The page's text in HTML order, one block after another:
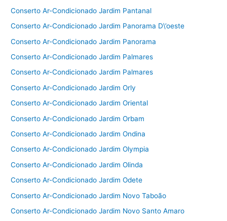
Conserto Ar-Condicionado Jardim Pantanal
Conserto Ar-Condicionado Jardim Panorama D\’oeste
Conserto Ar-Condicionado Jardim Panorama
Conserto Ar-Condicionado Jardim Palmares
Conserto Ar-Condicionado Jardim Palmares
Conserto Ar-Condicionado Jardim Orly
Conserto Ar-Condicionado Jardim Oriental
Conserto Ar-Condicionado Jardim Orbam
Conserto Ar-Condicionado Jardim Ondina
Conserto Ar-Condicionado Jardim Olympia
Conserto Ar-Condicionado Jardim Olinda
Conserto Ar-Condicionado Jardim Odete
Conserto Ar-Condicionado Jardim Novo Taboão
Conserto Ar-Condicionado Jardim Novo Santo Amaro